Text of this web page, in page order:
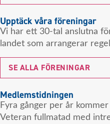
Upptäck våra föreningar
Vi har ett 30-tal anslutna
landet som arrangerar
SE ALLA FÖRENINGAR
Medlemstidningen
Fyra gånger per år
Veteran fullmatad med